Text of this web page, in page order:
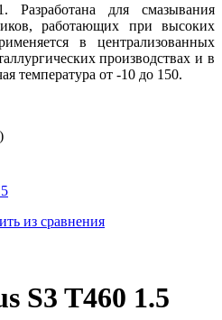
для смазывания
работающих при высоких
в централизованных
производствах и в
температура от -10 до 150.
из сравнения
S3 T460 1.5